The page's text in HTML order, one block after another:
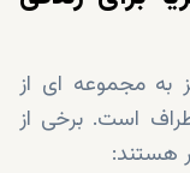
به مجموعه ای از
است. برخی از
هستند: